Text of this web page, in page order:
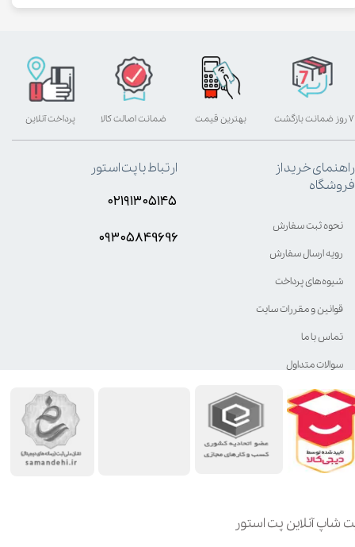
شاپ آنلاین پت استور
بهترین قیمت پرداخت آنلاین ۷ روز ضمانت بازگشت ضمانت اصالت کالا
راهنمای خرید از
فروشگاه
نحوه ثبت سفارش
رویه ارسال سفارش
شیوه‌های پرداخت
قوانین و مقررات سایت
تماس با ما
سوالات متداول
ارتباط با پت استور
۰۲۱۹۱۳۰۵۱۴۵
۰۹۳۰۵8۴9696